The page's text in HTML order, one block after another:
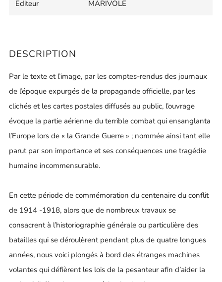
Editeur MARIVOLE
DESCRIPTION
Par le texte et l’image, par les comptes-rendus des journaux
de l’époque expurgés de la propagande officielle, par les
clichés et les cartes postales diffusés au public, l’ouvrage
évoque la partie aérienne du terrible combat qui ensanglanta
l’Europe lors de « la Grande Guerre » ; nommée ainsi tant elle
parut par son importance et ses conséquences une tragédie
humaine incommensurable.
En cette période de commémoration du centenaire du conflit
de 1914 -1918, alors que de nombreux travaux se
consacrent à l’historiographie générale ou particulière des
batailles qui se déroulèrent pendant plus de quatre longues
années, nous voici plongés à bord des étranges machines
volantes qui défièrent les lois de la pesanteur afin d’aider la